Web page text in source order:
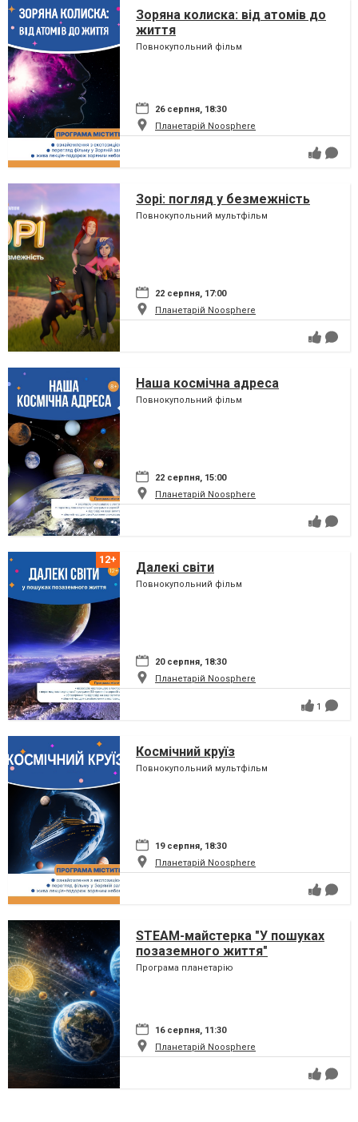
Зоряна колиска: від атомів до
життя
Повнокупольний фільм
26 серпня, 18:30
Планетарій Noosphere
Зорі: погляд у безмежність
Повнокупольний мультфільм
22 серпня, 17:00
Планетарій Noosphere
Наша космічна адреса
Повнокупольний фільм
22 серпня, 15:00
Планетарій Noosphere
Далекі світи
Повнокупольний фільм
20 серпня, 18:30
Планетарій Noosphere
1
Космічний круїз
Повнокупольний мультфільм
19 серпня, 18:30
Планетарій Noosphere
STEAM-майстерка "У пошуках
позаземного життя"
Програма планетарію
16 серпня, 11:30
Планетарій Noosphere